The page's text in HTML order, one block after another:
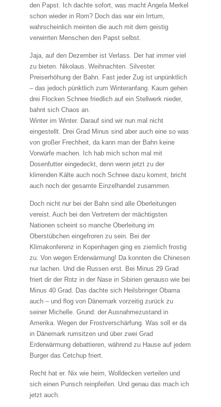
den Papst. Ich dachte sofort, was macht Angela Merkel
schon wieder in Rom? Doch das war ein Irrtum,
wahrscheinlich meinten die auch mit dem geistig
verwirrten Menschen den Papst selbst.
Jaja, auf den Dezember ist Verlass. Der hat immer viel
zu bieten. Nikolaus. Weihnachten. Silvester.
Preiserhöhung der Bahn. Fast jeder Zug ist unpünktlich
– das jedoch pünktlich zum Winteranfang. Kaum gehen
drei Flocken Schnee friedlich auf ein Stellwerk nieder,
bahnt sich Chaos an.
Winter im Winter. Darauf sind wir nun mal nicht
eingestellt. Drei Grad Minus sind aber auch eine so was
von großer Frechheit, da kann man der Bahn keine
Vorwürfe machen. Ich hab mich schon mal mit
Dosenfutter eingedeckt, denn wenn jetzt zu der
klirrenden Kälte auch noch Schnee dazu kommt, bricht
auch noch der gesamte Einzelhandel zusammen.
Doch nicht nur bei der Bahn sind alle Oberleitungen
vereist. Auch bei den Vertretern der mächtigsten
Nationen scheint so manche Oberleitung im
Oberstübchen eingefroren zu sein. Bei der
Klimakonferenz in Kopenhagen ging es ziemlich frostig
zu. Von wegen Erderwärmung! Da konnten die Chinesen
nur lachen. Und die Russen erst. Bei Minus 29 Grad
friert dir der Rotz in der Nase in Sibirien genauso wie bei
Minus 40 Grad. Das dachte sich Heilsbringer Obama
auch – und flog von Dänemark vorzeitig zurück zu
seiner Michelle. Grund: der Ausnahmezustand in
Amerika. Wegen der Frostverschärfung. Was soll er da
in Dänemark rumsitzen und über zwei Grad
Erderwärmung debattieren, während zu Hause auf jedem
Burger das Cetchup friert.
Recht hat er. Nix wie heim, Wolldecken verteilen und
sich einen Punsch reinpfeifen. Und genau das mach ich
jetzt auch.